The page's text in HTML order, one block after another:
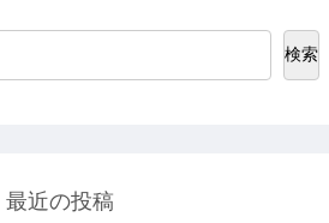
検索
最近の投稿